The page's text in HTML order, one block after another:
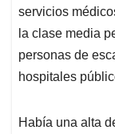
servicios
la clase media
personas de
hospitales
Había una alta